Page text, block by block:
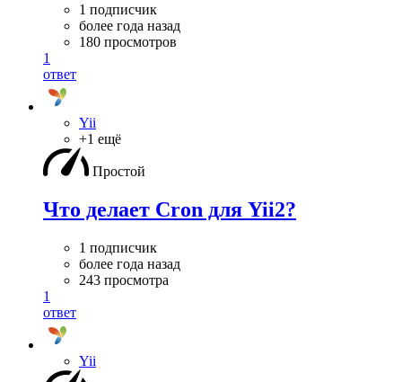
1 подписчик
более года назад
180 просмотров
1
ответ
Yii
+1 ещё
Простой
Что делает Cron для Yii2?
1 подписчик
более года назад
243 просмотра
1
ответ
Yii